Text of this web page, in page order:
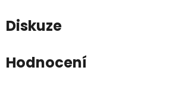
Diskuze
Hodnocení